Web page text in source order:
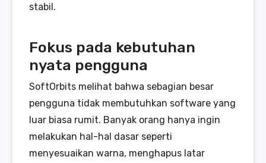
stabil.
Fokus pada kebutuhan
nyata pengguna
SoftOrbits melihat bahwa sebagian besar
pengguna tidak membutuhkan software yang
luar biasa rumit. Banyak orang hanya ingin
melakukan hal-hal dasar seperti
menyesuaikan warna, menghapus latar